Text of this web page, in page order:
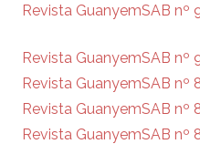
Revista GuanyemSAB nº
Revista GuanyemSAB nº
Revista GuanyemSAB nº
Revista GuanyemSAB nº
Revista GuanyemSAB nº